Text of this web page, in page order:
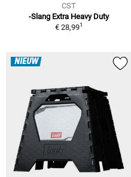
CST
-Slang Extra Heavy Duty
€ 28,991
NIEUW